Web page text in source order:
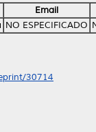
Email
NO ESPECIFICADO
30714